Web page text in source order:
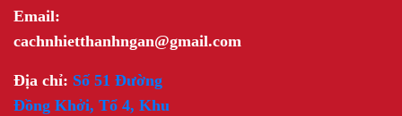
Email:
cachnhietthanhngan@gmail.com
Địa chỉ: Số 51 Đường
Đồng Khởi, Tổ 4, Khu